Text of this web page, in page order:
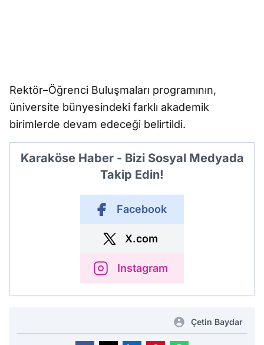
Rektör–Öğrenci Buluşmaları programının,
üniversite bünyesindeki farklı akademik
birimlerde devam edeceği belirtildi.
Karaköse Haber - Bizi Sosyal Medyada
Takip Edin!
Facebook
X.com
Instagram
Çetin Baydar